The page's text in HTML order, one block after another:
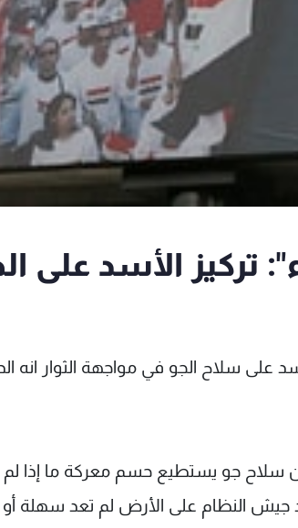
تركيز الأسد على
على سلاح الجو في مواجهة الثوار انه
سلاح جو يستطيع حسم معركة ما إذا لم
جيش النظام على الأرض لم تعد سهلة أو